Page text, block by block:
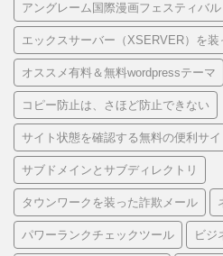
アングレーム国際漫画フェスティバル
エックスサーバー（XSERVER）を
オススメ有料＆無料wordpressテーマ
コピー防止は、さほど防止できない
サイト状態を確認する無料の便利サイ
サブドメインとサブディレクトリ
タウンワークを装った詐欺メール
パワーランクチェックツール ビジ